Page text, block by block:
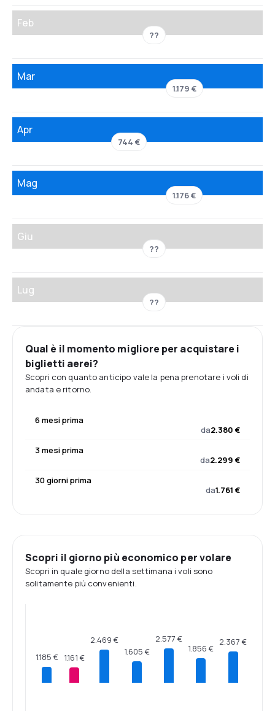
Feb
??
Mar
1.179 €
Apr
744 €
Mag
1.176 €
Giu
??
Lug
??
Qual è il momento migliore per acquistare i
biglietti aerei?
Scopri con quanto anticipo vale la pena prenotare i voli di
andata e ritorno.
6 mesi prima
da2.380 €
3 mesi prima
da2.299 €
30 giorni prima
da1.761 €
Scopri il giorno più economico per volare
Scopri in quale giorno della settimana i voli sono
solitamente più convenienti.
1.185 € 1.161 €
2.469 €
1.605 €
2.577 €
1.856 €
2.367 €